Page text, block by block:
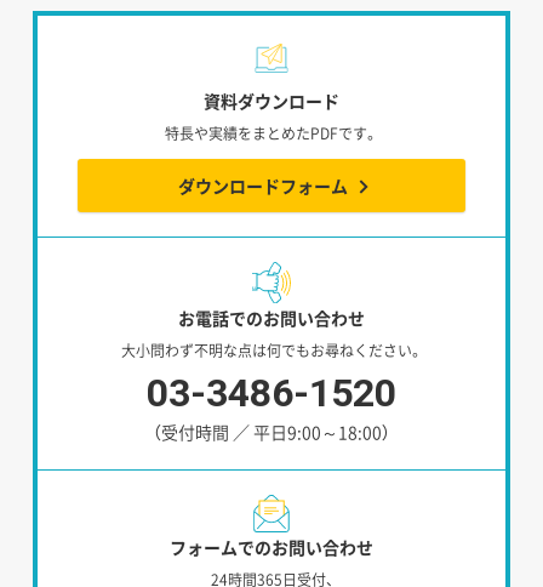
資料ダウンロード
特長や実績をまとめたPDFです。
ダウンロードフォーム
お電話でのお問い合わせ
大小問わず不明な点は何でもお尋ねください。
03-3486-1520
（受付時間 ／ 平日9:00～18:00）
フォームでのお問い合わせ
24時間365日受付、